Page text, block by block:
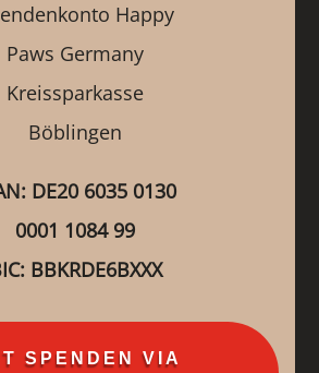
Happy
Paws Germany
Kreissparkasse
Böblingen
DE20 6035 0130
0001 1084 99
BBKRDE6BXXX
SPENDEN VIA